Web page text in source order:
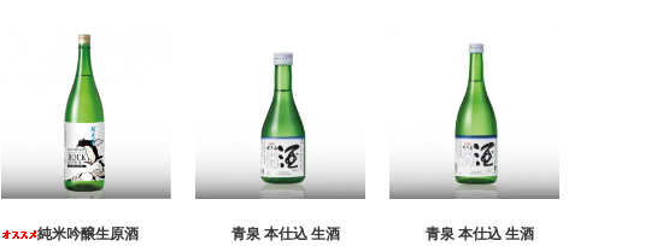
純米吟醸生原酒
青泉 本仕込 生酒
青泉 本仕込 生酒